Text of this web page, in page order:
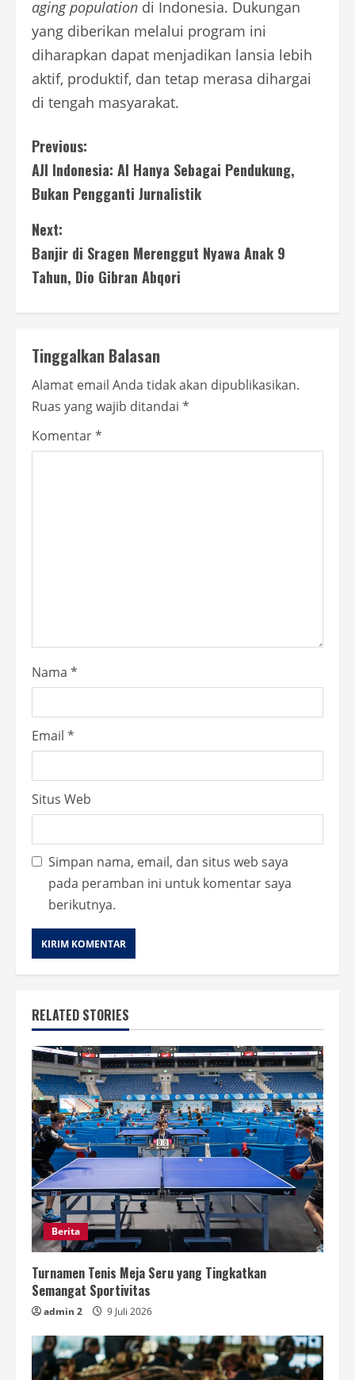
aging population di Indonesia. Dukungan
yang diberikan melalui program ini
diharapkan dapat menjadikan lansia lebih
aktif, produktif, dan tetap merasa dihargai
di tengah masyarakat.
C
o
n
t
i
n
u
e
R
e
Previous:
AJI Indonesia: AI Hanya Sebagai Pendukung,
Bukan Pengganti Jurnalistik
Next:
Banjir di Sragen Merenggut Nyawa Anak 9
Tahun, Dio Gibran Abqori
Tinggalkan Balasan
Alamat email Anda tidak akan dipublikasikan.
Ruas yang wajib ditandai *
Komentar*
Nama *
Email *
Situs Web
Simpan nama, email, dan situs web saya
pada peramban ini untuk komentar saya
berikutnya.
RELATED STORIES
Berita
Turnamen Tenis Meja Seru yang Tingkatkan
Semangat Sportivitas
admin 2 9 Juli 2026